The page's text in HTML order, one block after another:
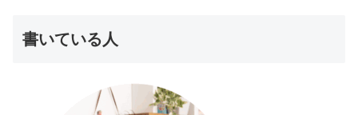
書いている人